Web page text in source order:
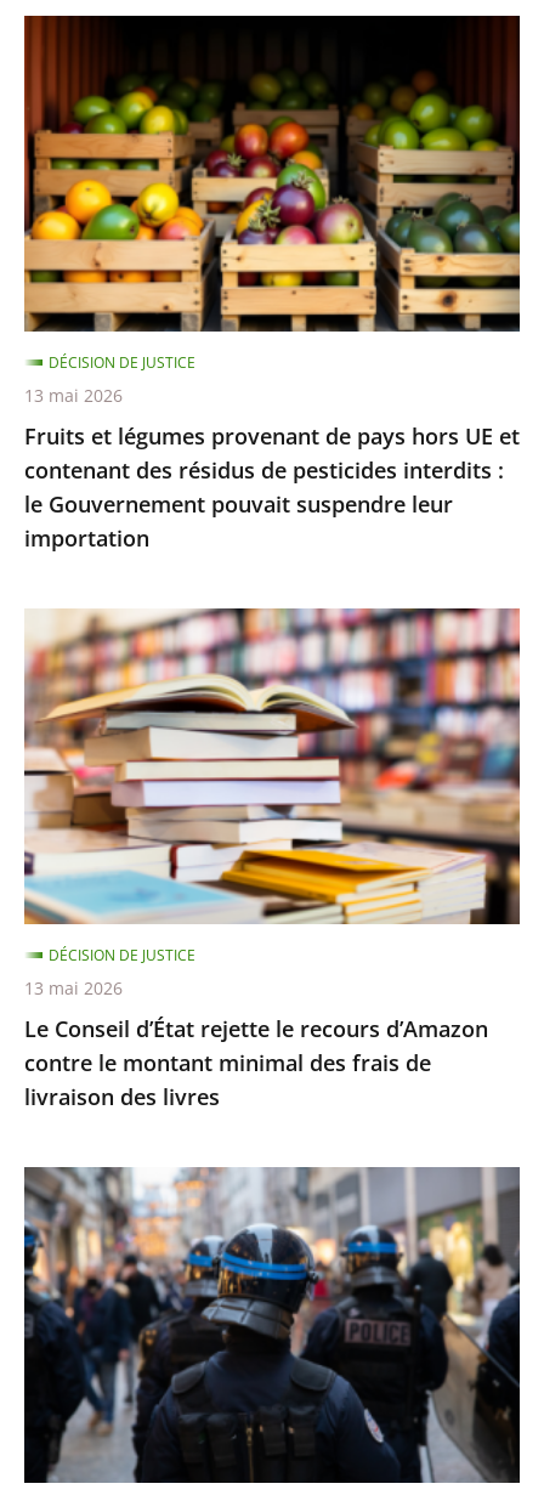
de
République
qui
est
liée
aux
relations
interna...
légumes
provenant
de
pays
hors
UE
contenant
des
résidus
de
pesticides
interdits
:
Gouvernement
pouvait
suspendre
leur
importation
Fruits et légumes provenant de pays hors UE et
contenant des résidus de pesticides interdits :
le Gouvernement pouvait suspendre leur
importation
DÉCISION DE JUSTICE
13 mai 2026
Conseil
d’État
rejette
le
recours
d’Amazon
contre
le
montant
minimal
des
frais
de
livraison
livres
Le Conseil d’État rejette le recours d’Amazon
contre le montant minimal des frais de
livraison des livres
DÉCISION DE JUSTICE
13 mai 2026
Identification
individuelle
des
policiers
et
gendarmes
Conseil
d’État